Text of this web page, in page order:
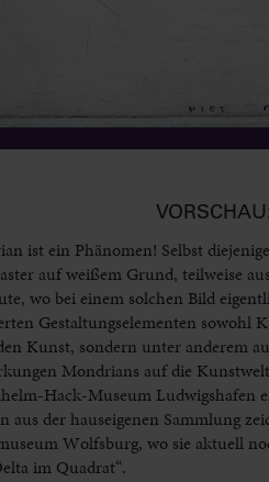
ist ein Phänomen! Selbst
auf weißem Grund, teilweise
wo bei einem solchen Bild
Gestaltungselementen sowohl
Kunst, sondern unter anderem
Mondrians auf die
Hack-Museum Ludwigshafen
aus der hauseigenen Sammlung
Wolfsburg, wo sie aktuell
im Quadrat“.